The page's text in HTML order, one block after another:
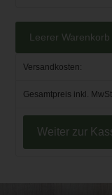
Leerer Warenkorb
Versandkosten:
Gesamtpreis inkl.
Weiter zur